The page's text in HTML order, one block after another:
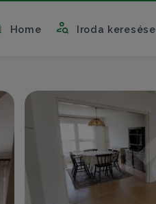
Home Iroda keresése